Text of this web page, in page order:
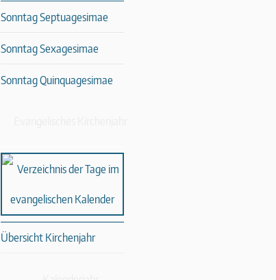
Sonntag Septuagesimae
Sonntag Sexagesimae
Sonntag Quinquagesimae
Übersicht Kirchenjahr